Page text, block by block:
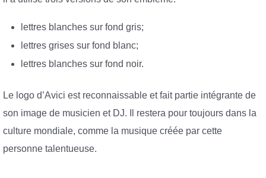
lettres blanches sur fond gris;
lettres grises sur fond blanc;
lettres blanches sur fond noir.
Le logo d’Avici est reconnaissable et fait partie intégrante de
son image de musicien et DJ. Il restera pour toujours dans la
culture mondiale, comme la musique créée par cette
personne talentueuse.